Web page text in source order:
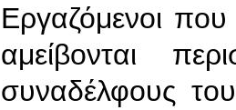
Εργαζόμενοι
αμείβονται
συναδέλφους